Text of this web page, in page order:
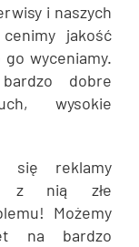
i naszych
jakość
wyceniamy.
dobre
wysokie
się reklamy
z nią złe
Możemy
na bardzo